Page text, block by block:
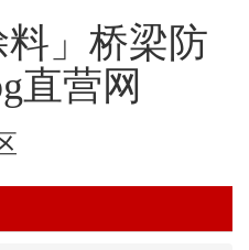
料」桥梁防
直营网